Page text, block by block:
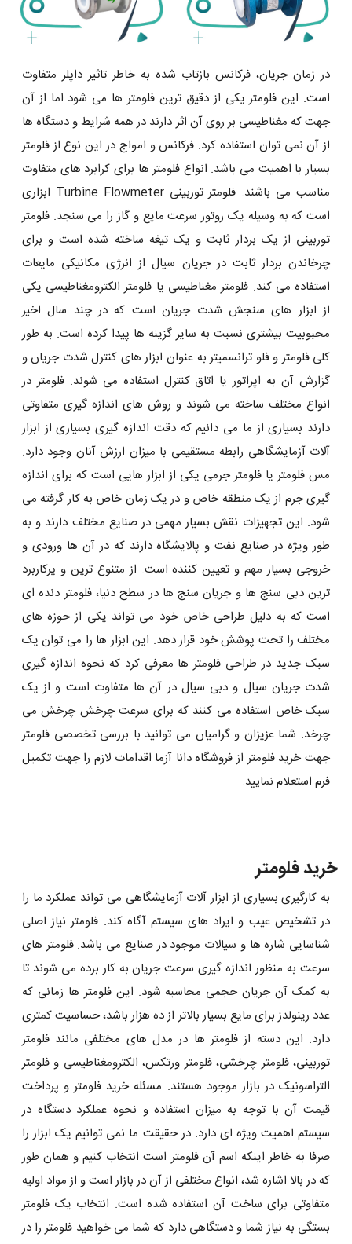
در زمان جریان، فرکانس بازتاب شده به خاطر تاثیر داپلر متفاوت
است. این فلومتر یکی از دقیق ترین فلومتر ها می شود اما از آن
جهت که مغناطیسی بر روی آن اثر دارند در همه شرایط و دستگاه ها
از آن نمی توان استفاده کرد. فرکانس و امواج در این نوع از فلومتر
بسیار با اهمیت می باشد. انواع فلومتر ها برای کرابرد های متفاوت
مناسب می باشند. فلومتر توربینی Turbine Flowmeter ابزاری
است که به وسیله یک روتور سرعت مایع و گاز را می سنجد. فلومتر
توربینی از یک بردار ثابت و یک تیغه ساخته شده است و برای
چرخاندن بردار ثابت در جریان سیال از انرژی مکانیکی مایعات
استفاده می کند. فلومتر مغناطیسی یا فلومتر الکترومغناطیسی یکی
از ابزار های سنجش شدت جریان است که در چند سال اخیر
محبوبیت بیشتری نسبت به سایر گزینه ها پیدا کرده است. به طور
کلی فلومتر و فلو ترانسمیتر به عنوان ابزار های کنترل شدت جریان و
گزارش آن به اپراتور یا اتاق کنترل استفاده می شوند. فلومتر در
انواع مختلف ساخته می شوند و روش های اندازه گیری متفاوتی
دارند بسیاری از ما می دانیم که دقت اندازه گیری بسیاری از ابزار
آلات آزمایشگاهی رابطه مستقیمی با میزان ارزش آنان وجود دارد.
مس فلومتر یا فلومتر جرمی یکی از ابزار هایی است که برای اندازه
گیری جرم از یک منطقه خاص و در یک زمان خاص به کار گرفته می
شود. این تجهیزات نقش بسیار مهمی در صنایع مختلف دارند و به
طور ویژه در صنایع نفت و پالایشگاه دارند که در آن ها ورودی و
خروجی بسیار مهم و تعیین کننده است. از متنوع ترین و پرکاربرد
ترین دبی سنج ها و جریان سنج ها در سطح دنیا، فلومتر دنده ای
است که به دلیل طراحی خاص خود می تواند یکی از حوزه های
مختلف را تحت پوشش خود قرار دهد. این ابزار ها را می توان یک
سبک جدید در طراحی فلومتر ها معرفی کرد که نحوه اندازه گیری
شدت جریان سیال و دبی سیال در آن ها متفاوت است و از یک
سبک خاص استفاده می کنند که برای سرعت چرخش چرخش می
چرخد. شما عزیزان و گرامیان می توانید با بررسی تخصصی فلومتر
جهت خرید فلومتر از فروشگاه دانا آزما اقدامات لازم را جهت تکمیل
فرم استعلام نمایید.
خرید فلومتر
به کارگیری بسیاری از ابزار آلات آزمایشگاهی می تواند عملکرد ما را
در تشخیص عیب و ایراد های سیستم آگاه کند. فلومتر نیاز اصلی
شناسایی شاره ها و سیالات موجود در صنایع می باشد. فلومتر های
سرعت به منظور اندازه گیری سرعت جریان به کار برده می شوند تا
به کمک آن جریان حجمی محاسبه شود. این فلومتر ها زمانی که
عدد رینولدز برای مایع بسیار بالاتر از ده هزار باشد، حساسیت کمتری
دارد. این دسته از فلومتر ها در مدل ‌های مختلفی مانند فلومتر
توربینی، فلومتر چرخشی، فلومتر ورتکس، الکترومغناطیسی و فلومتر
التراسونیک در بازار موجود هستند. مسئله خرید فلومتر و پرداخت
قیمت آن با توجه به میزان استفاده و نحوه عملکرد دستگاه در
سیستم اهمیت ویژه ‌ای دارد. در حقیقت ما نمی توانیم یک ابزار را
صرفا به خاطر اینکه اسم آن فلومتر است انتخاب کنیم و همان طور
که در بالا اشاره شد، انواع مختلفی از آن در بازار است و از مواد اولیه
متفاوتی برای ساخت آن استفاده شده است. انتخاب یک فلومتر
بستگی به نیاز شما و دستگاهی دارد که شما می خواهید فلومتر را در